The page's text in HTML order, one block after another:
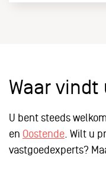
Waar vindt
U bent steeds
en Oostende . Wilt u
vastgoedexperts?